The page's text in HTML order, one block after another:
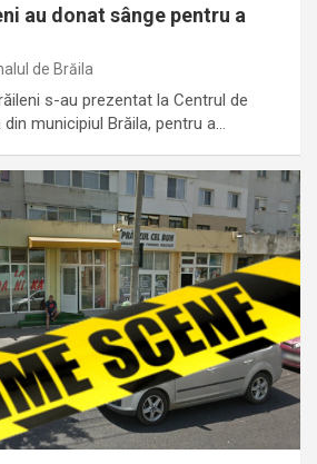
au donat sânge pentru a
de Brăila
s-au prezentat la Centrul de
municipiul Brăila, pentru a…